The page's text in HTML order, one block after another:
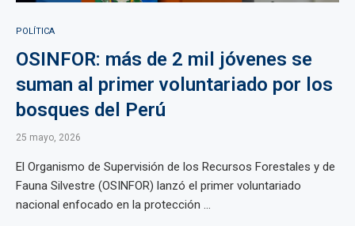
POLÍTICA
OSINFOR: más de 2 mil jóvenes se
suman al primer voluntariado por los
bosques del Perú
25 mayo, 2026
El Organismo de Supervisión de los Recursos Forestales y de
Fauna Silvestre (OSINFOR) lanzó el primer voluntariado
nacional enfocado en la protección ...